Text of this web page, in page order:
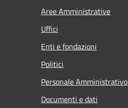
Aree Amministrative
Uffici
Enti e fondazioni
Politici
Personale Amministrativo
Documenti e dati